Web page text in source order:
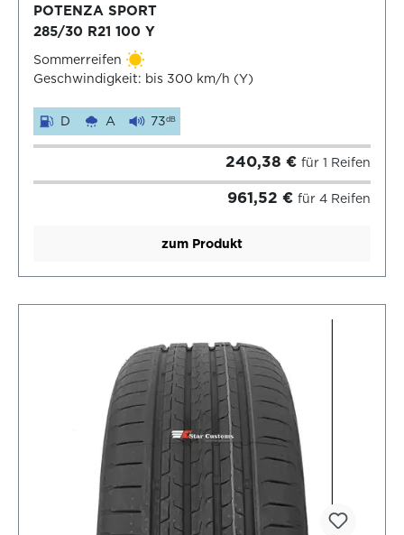
POTENZA SPORT
285/30 R21 100 Y
Sommerreifen
Geschwindigkeit: bis 300 km/h (Y)
D A 73dB
240,38 € für 1 Reifen
961,52 € für 4 Reifen
zum Produkt